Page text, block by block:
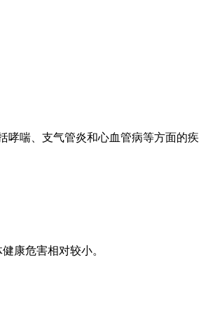
哮喘、支气管炎和心血管病等方面的疾
康危害相对较小。